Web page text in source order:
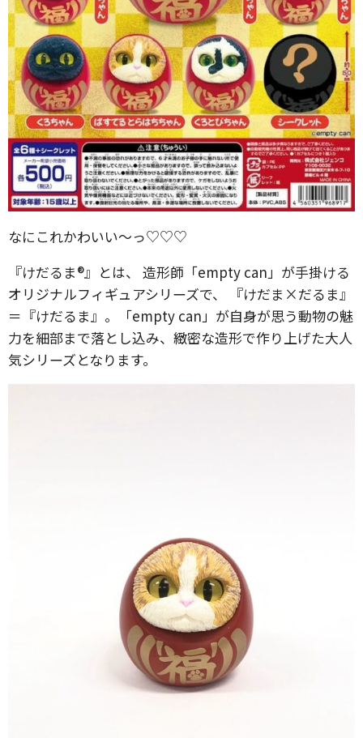
なにこれかわいい〜っ♡♡♡
『けだるま®』とは、 造形師「empty can」が手掛ける
オリジナルフィギュアシリーズで、 『けだま×だるま』
＝『けだるま』。「empty can」が自身が思う動物の魅
力を細部まで落とし込み、緻密な造形で作り上げた大人
気シリーズとなります。